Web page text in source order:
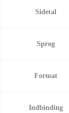
Sidetal
Sprog
Format
Indbinding